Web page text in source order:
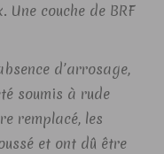
couche de BRF
d’arrosage,
soumis à rude
remplacé, les
et ont dû être